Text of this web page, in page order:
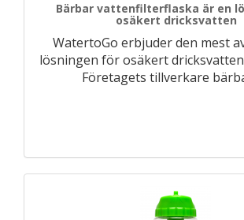
Bärbar vattenfilterflaska är en
osäkert dricksvatten
WatertoGo erbjuder den mest
lösningen för osäkert
Företagets tillverkare